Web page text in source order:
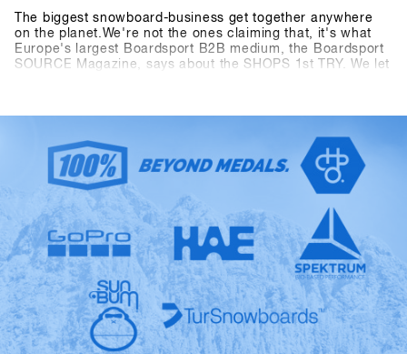
The biggest snowboard-business get together anywhere
on the planet.We're not the ones claiming that, it's what
Europe's largest Boardsport B2B medium, the Boardsport
SOURCE Magazine, says about the SHOPS 1st TRY. We let
during the three-day event. Last but not least, the
dimensions of the outdoor area measuring 2400 square
meters and the indoor area measuring 1548 square meters
have as well outperformed all "Pre-Corona" figures. The
SFT is back, bigger, better and stronger than ever before,
now known as "Clearly the biggest snowboard-business
get together anywhere on the planet.